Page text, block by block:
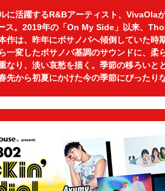
に活躍するR&Bアーティスト、VivaOla
ス。2019年の「On My Side」以来、
作は、昨年にボサノバへ傾倒していた時
一変したボサノバ基調のサウンドに、柔
なり、淡い哀愁を描く。季節の移ろいと
先から初夏にかけた今の季節にぴったり